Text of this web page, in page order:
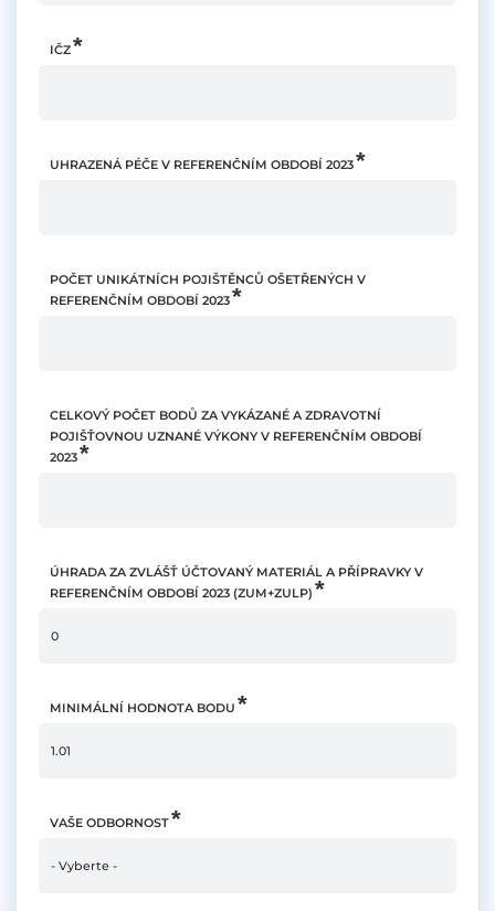
IČZ
UHRAZENÁ PÉČE V REFERENČNÍM OBDOBÍ 2023
POČET UNIKÁTNÍCH POJIŠTĚNCŮ OŠETŘENÝCH V
REFERENČNÍM OBDOBÍ 2023
CELKOVÝ POČET BODŮ ZA VYKÁZANÉ A ZDRAVOTNÍ
POJIŠŤOVNOU UZNANÉ VÝKONY V REFERENČNÍM OBDOBÍ
2023
ÚHRADA ZA ZVLÁŠŤ ÚČTOVANÝ MATERIÁL A PŘÍPRAVKY V
REFERENČNÍM OBDOBÍ 2023 (ZUM+ZULP)
MINIMÁLNÍ HODNOTA BODU
VAŠE ODBORNOST